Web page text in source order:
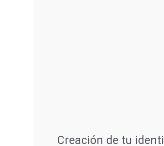
Creación de tu